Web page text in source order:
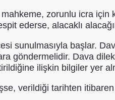
zorunlu icra
ederse, alacaklı
sunulmasıyla başlar.
göndermelidir. Dava
ilişkin bilgiler yer
verildiği tarihten